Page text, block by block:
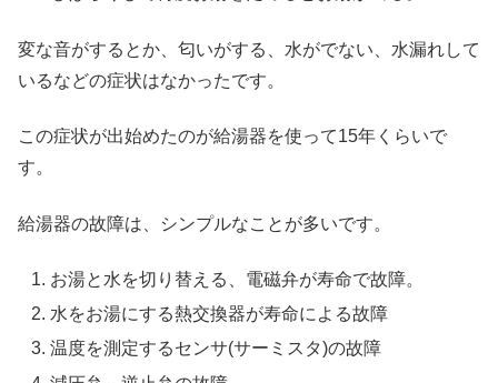
変な音がするとか、匂いがする、水がでない、水漏れして
いるなどの症状はなかったです。
この症状が出始めたのが給湯器を使って15年くらいで
す。
給湯器の故障は、シンプルなことが多いです。
お湯と水を切り替える、電磁弁が寿命で故障。
水をお湯にする熱交換器が寿命による故障
温度を測定するセンサ(サーミスタ)の故障